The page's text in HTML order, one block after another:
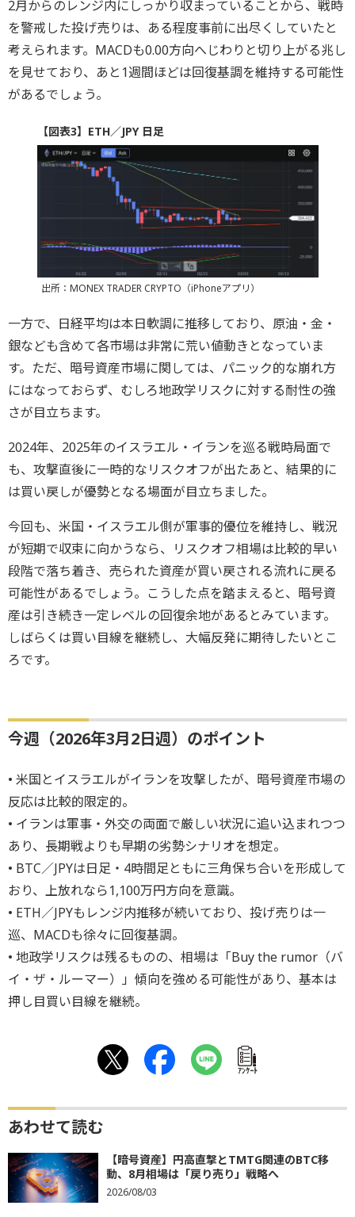
2月からのレンジ内にしっかり収まっていることから、戦時
を警戒した投げ売りは、ある程度事前に出尽くしていたと
考えられます。MACDも0.00方向へじわりと切り上がる兆し
を見せており、あと1週間ほどは回復基調を維持する可能性
があるでしょう。
【図表3】ETH／JPY 日足
出所：MONEX TRADER CRYPTO（iPhoneアプリ）
一方で、日経平均は本日軟調に推移しており、原油・金・
銀なども含めて各市場は非常に荒い値動きとなっていま
す。ただ、暗号資産市場に関しては、パニック的な崩れ方
にはなっておらず、むしろ地政学リスクに対する耐性の強
さが目立ちます。
2024年、2025年のイスラエル・イランを巡る戦時局面で
も、攻撃直後に一時的なリスクオフが出たあと、結果的に
は買い戻しが優勢となる場面が目立ちました。
今回も、米国・イスラエル側が軍事的優位を維持し、戦況
が短期で収束に向かうなら、リスクオフ相場は比較的早い
段階で落ち着き、売られた資産が買い戻される流れに戻る
可能性があるでしょう。こうした点を踏まえると、暗号資
産は引き続き一定レベルの回復余地があるとみています。
しばらくは買い目線を継続し、大幅反発に期待したいとこ
ろです。
今週（2026年3月2日週）のポイント
• 米国とイスラエルがイランを攻撃したが、暗号資産市場の
反応は比較的限定的。
• イランは軍事・外交の両面で厳しい状況に追い込まれつつ
あり、長期戦よりも早期の劣勢シナリオを想定。
• BTC／JPYは日足・4時間足ともに三角保ち合いを形成して
おり、上放れなら1,100万円方向を意識。
• ETH／JPYもレンジ内推移が続いており、投げ売りは一
巡、MACDも徐々に回復基調。
• 地政学リスクは残るものの、相場は「Buy the rumor（バ
イ・ザ・ルーマー）」傾向を強める可能性があり、基本は
押し目買い目線を継続。
ｱﾝｹｰﾄ
あわせて読む
【暗号資産】円高直撃とTMTG関連のBTC移
動、8月相場は「戻り売り」戦略へ
2026/08/03